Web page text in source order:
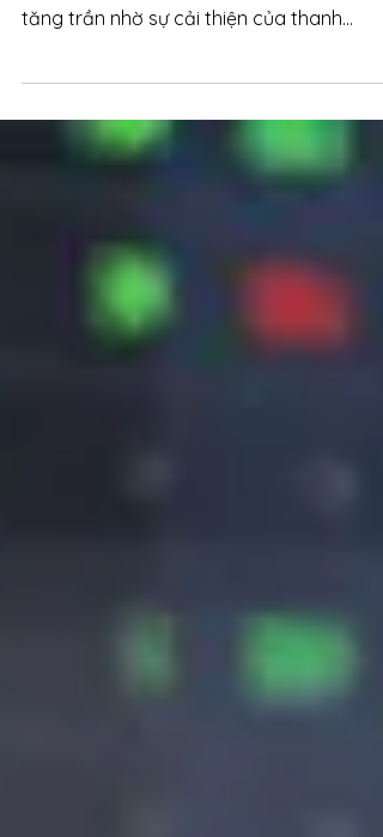
trọng 1.000 điểm
trong ngày hôm qua, với nhiều cổ phiếu
tăng trần nhờ sự cải thiện của thanh